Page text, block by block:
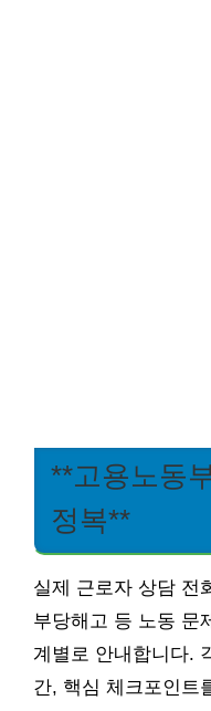
**고용노동
정복**
실제 근로자 상담 전
부당해고 등 노동 문
계별로 안내합니다.
간, 핵심 체크포인트